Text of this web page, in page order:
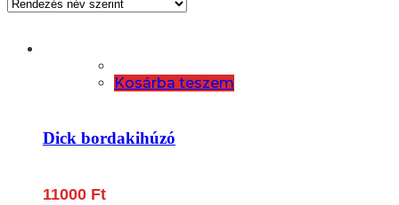
Kosárba teszem
Dick bordakihúzó
11000 Ft